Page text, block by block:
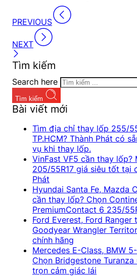
PREVIOUS
NEXT
Tìm kiếm
Search here
Tìm kiếm
Bài viết mới
Tìm địa chỉ thay lốp 255/
TP.HCM? Thành Phát có
vụ khi thay lốp.
VinFast VF5 cần thay lốp?
205/55R17 giá siêu tốt tại
Phát
Hyundai Santa Fe, Mazda
cần thay lốp? Chọn
PremiumContact 6 235/
Ford Everest, Ford Ranger
Goodyear Wrangler
chính hãng
Mercedes E-Class, BMW
Chọn Bridgestone
trọn cảm giác lái